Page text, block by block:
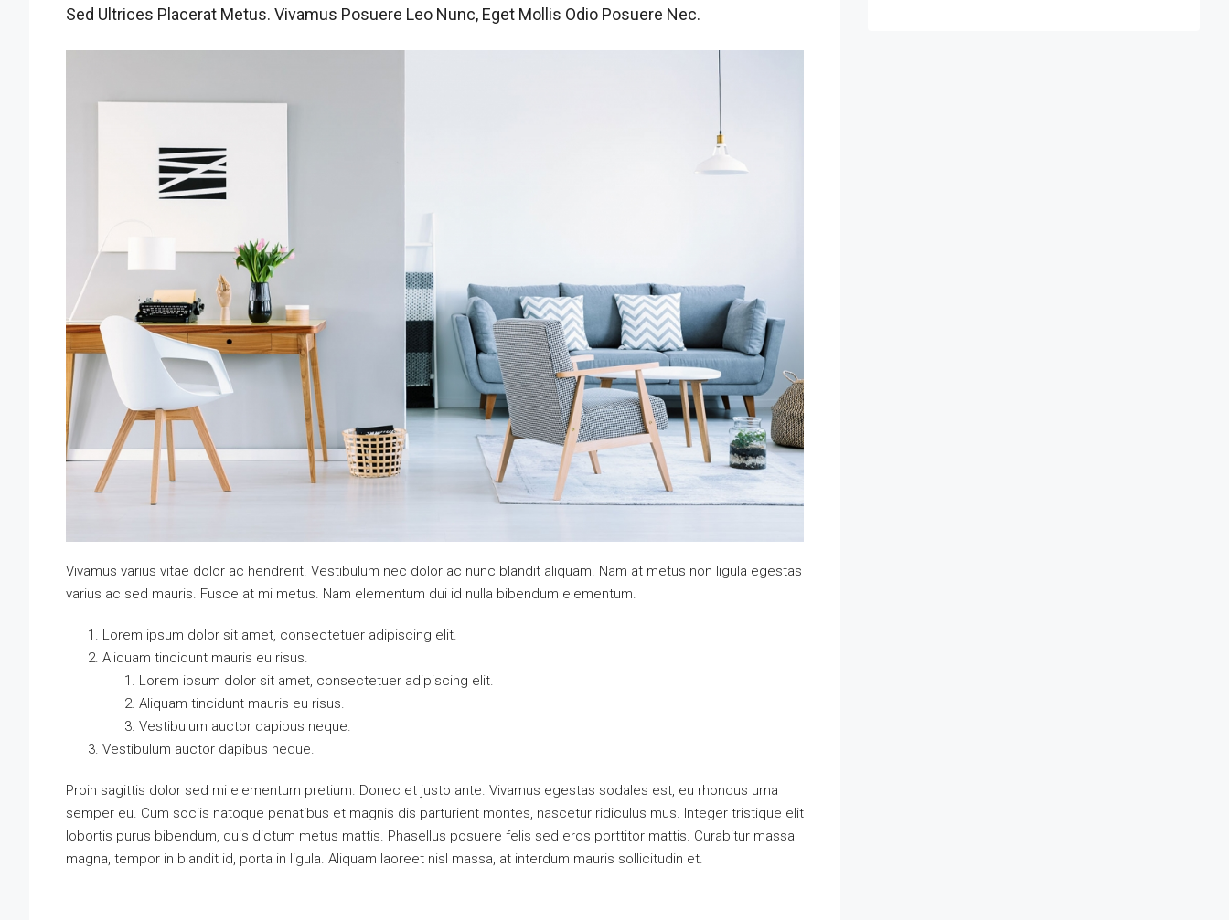
Sed Ultrices Placerat Metus. Vivamus Posuere Leo Nunc, Eget Mollis Odio Posuere Nec.
Vivamus varius vitae dolor ac hendrerit. Vestibulum nec dolor ac nunc blandit aliquam. Nam at metus non ligula egestas
varius ac sed mauris. Fusce at mi metus. Nam elementum dui id nulla bibendum elementum.
Lorem ipsum dolor sit amet, consectetuer adipiscing elit.
Aliquam tincidunt mauris eu risus.
Lorem ipsum dolor sit amet, consectetuer adipiscing elit.
Aliquam tincidunt mauris eu risus.
Vestibulum auctor dapibus neque.
Vestibulum auctor dapibus neque.
Proin sagittis dolor sed mi elementum pretium. Donec et justo ante. Vivamus egestas sodales est, eu rhoncus urna
semper eu. Cum sociis natoque penatibus et magnis dis parturient montes, nascetur ridiculus mus. Integer tristique elit
lobortis purus bibendum, quis dictum metus mattis. Phasellus posuere felis sed eros porttitor mattis. Curabitur massa
magna, tempor in blandit id, porta in ligula. Aliquam laoreet nisl massa, at interdum mauris sollicitudin et.